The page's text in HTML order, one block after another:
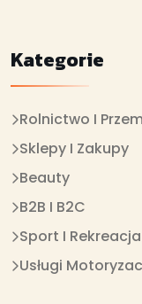
Kategorie
Rolnictwo I
Sklepy I Zakupy
Beauty
B2B I B2C
Sport I Rekreacja
Usługi